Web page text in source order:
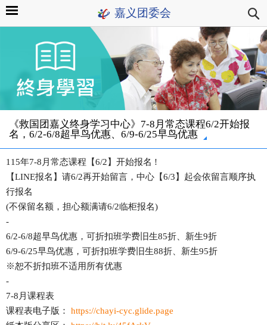
嘉义团委会
《救国团嘉义终身学习中心》7-8月常态课程6/2开始报
名，6/2-6/8超早鸟优惠、6/9-6/25早鸟优惠
115年7-8月常态课程【6/2】开始报名 !
【LINE报名】请6/2再开始留言，中心【6/3】起会依留言顺序执
行报名
(不保留名额，担心额满请6/2临柜报名)
-
6/2-6/8超早鸟优惠，可折扣班学费旧生85折、新生9折
6/9-6/25早鸟优惠，可折扣班学费旧生88折、新生95折
※恕不折扣班不适用所有优惠
-
7-8月课程表
课程表电子版： https://chayi-cyc.glide.page